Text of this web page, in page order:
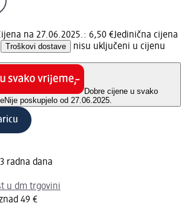
na 27.06.2025.: 6,50 €Jedinična cijena
Troškovi dostave
nisu uključeni u cijenu
Dobre cijene u svako
Nije poskupjelo od 27.06.2025.
radna dana
u dm trgovini
49 €